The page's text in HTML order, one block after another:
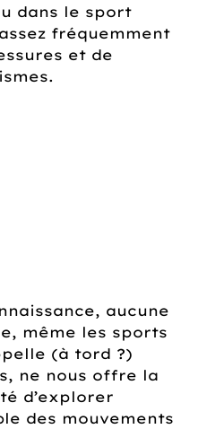
dans le sport
fréquemment
et de
aucune
même les sports
(à tord ?)
ne nous offre la
d’explorer
des mouvements